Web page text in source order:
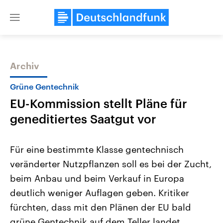
Close
Themen
Landtagswahl Sachsen-Anhalt
2026
Alle Informationen
Sachsen-Anhalt wählt am 6.
September 2026 einen neuen
Landtag. Seit 2021 wird das
Bundesland von einer Koalition aus
USA
Aktuelle Beiträge,
Hintergründe
Wirtschaftlich und
gehören die Vereinigten
den mächtigsten Ländern
mit großem Einfluss auf
Archiv
Grüne Gentechnik
EU-Kommission stellt Pläne für
geneditiertes Saatgut vor
Für eine bestimmte Klasse gentechnisch
veränderter Nutzpflanzen soll es bei der Zucht,
beim Anbau und beim Verkauf in Europa
deutlich weniger Auflagen geben. Kritiker
fürchten, dass mit den Plänen der EU bald